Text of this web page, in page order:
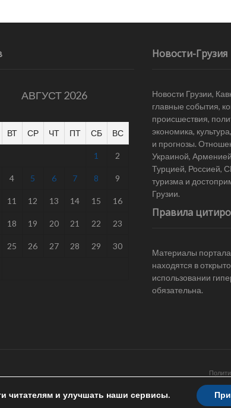
АВГУСТ 2026
ВТ СР ЧТ ПТ СБ ВС
1 2
4 5 6 7 8 9
11 12 13 14 15 16
18 19 20 21 22 23
25 26 27 28 29 30
Новости-Грузия
Новости Грузии,
главные события,
происшествия,
экономика,
и прогнозы.
Украиной,
Турцией, Россией,
туризма и
Грузии.
Правила
Материалы
находятся в
использовании
обязательна.
читателям и улучшать наши сервисы.